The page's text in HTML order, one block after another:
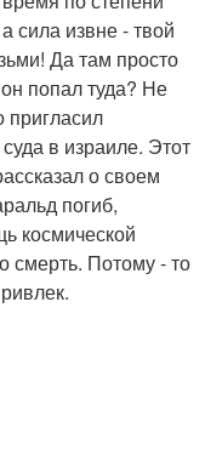
сила извне - твой
Да там просто
попал туда? Не
пригласил
в израиле. Этот
о своем
погиб,
космической
смерть. Потому - то